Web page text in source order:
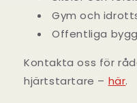
Gym och
Offentliga
Kontakta oss för
hjärtstartare – här.